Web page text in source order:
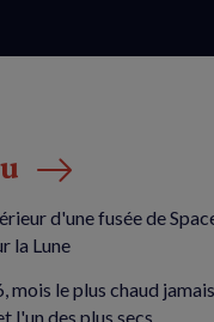
d'une fusée de
la Lune
mois le plus chaud
l'un des plus secs